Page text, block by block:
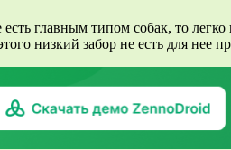
главным типом собак, то
низкий забор не есть для нее